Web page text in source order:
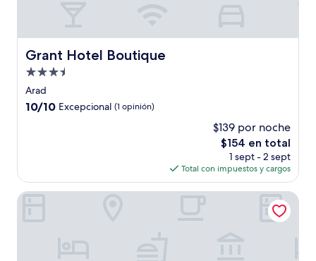
Grant Hotel Boutique
Grant Hotel Boutique
Propiedad
de
3.5
Arad
10.0
10/10 Excepcional (1 opinión)
$139 por noche
El
precio
actual
es
de
$154 en total
1 sept - 2 sept
Total con impuestos y cargos
Pensiune Roua